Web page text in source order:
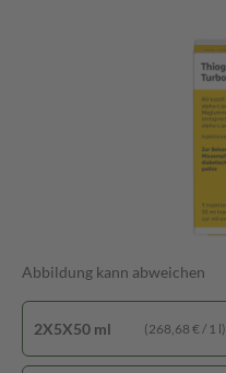
Abbildung kann abweichen
2X5X50 ml (268,68 € / 1 l)